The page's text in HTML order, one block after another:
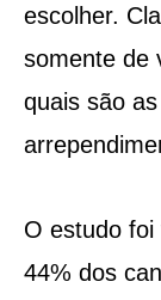
escolher.
somente de
quais são
O estudo foi
44% dos